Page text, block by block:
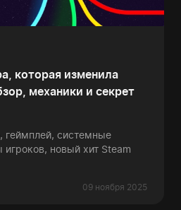
которая изменила
механики и секрет
геймплей, системные
новый хит Steam
09 ноября 2025